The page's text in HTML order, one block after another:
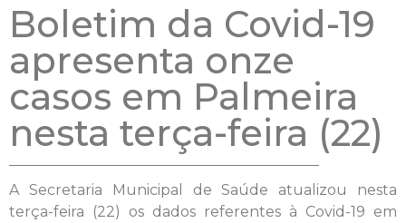
Boletim da Covid-19
apresenta onze
casos em Palmeira
nesta terça-feira (22)
A Secretaria Municipal de Saúde atualizou nesta
terça-feira (22) os dados referentes à Covid-19 em